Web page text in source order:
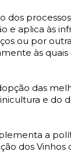
dos
e aplica às
ou por
às
das
e do
a
dos Vinhos